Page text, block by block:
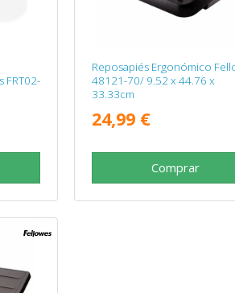
FRT02-
Reposapiés Ergonómico
48121-70/ 9.52 x 44.76 x
33.33cm
24,99 €
Comprar